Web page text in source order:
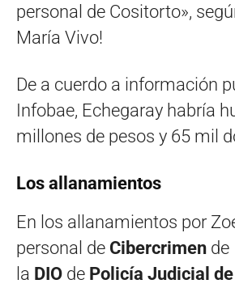
personal de Cositorto»,
María Vivo!
De a cuerdo a información
Infobae, Echegaray habría
millones de pesos y 65 mil
Los allanamientos
En los allanamientos por
personal de Cibercrimen de
la DIO de Policía Judicial